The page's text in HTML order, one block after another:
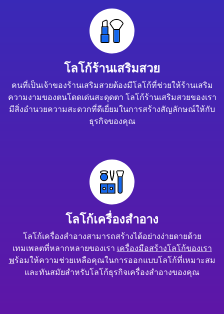
โลโก้ร้านเสริมสวย
คนที่เป็นเจ้าของร้านเสริมสวยต้องมีโลโก้ที่ช่วยให้ร้านเสริม
ความงามของตนโดดเด่นสะดุดตา โลโก้ร้านเสริมสวยของเรา
มีสิ่งอำนวยความสะดวกที่ดีเยี่ยมในการสร้างสัญลักษณ์ให้กับ
ธุรกิจของคุณ
โลโก้เครื่องสำอาง
โลโก้เครื่องสำอางสามารถสร้างได้อย่างง่ายดายด้วย
เทมเพลตที่หลากหลายของเรา เครื่องมือสร้างโลโก้ของเรา
พร้อมให้ความช่วยเหลือคุณในการออกแบบโลโก้ที่เหมาะสม
และทันสมัยสำหรับโลโก้ธุรกิจเครื่องสำอางของคุณ